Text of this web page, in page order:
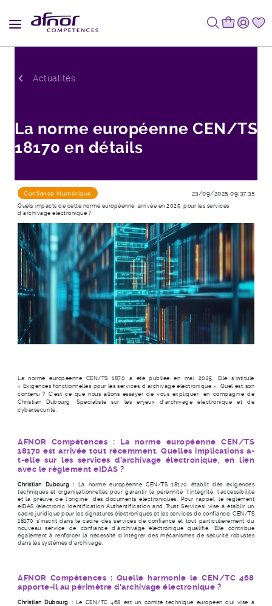
Actualités
La norme européenne CEN/TS
18170 en détails
Confiance Numérique 23/09/2025 09:37:35
Quels impacts de cette norme européenne, arrivée en 2025, pour les services
d’archivage électronique ?
La norme européenne CEN/TS 1870 a été publiée en mai 2025. Elle s’intitule
« Exigences fonctionnelles pour les services d’archivage électronique ». Quel est son
contenu ? C’est ce que nous allons essayer de vous expliquer, en compagnie de
Christian Dubourg, Spécialiste sur les enjeux d’archivage électronique et de
cybersécurité.
AFNOR Compétences : La norme européenne CEN/TS
18170 est arrivée tout récemment. Quelles implications a-
t-elle sur les services d’archivage électronique, en lien
avec le règlement eIDAS ?
Christian Dubourg : La norme européenne CEN/TS 18170 établit des exigences
techniques et organisationnelles pour garantir la pérennité, l'intégrité, l'accessibilité
et la preuve de l'origine des documents électroniques. Pour rappel, le règlement
eIDAS (electronic Identification Authentification and Trust Services) vise à établir un
cadre juridique pour les signatures électroniques et les services de confiance. CEN/TS
18170 s'inscrit dans le cadre des services de confiance et tout particulièrement du
nouveau service de confiance d'archivage électronique qualifié. Elle contribue
également à renforcer la nécessité d'intégrer des mécanismes de sécurité robustes
dans les systèmes d'archivage.
AFNOR Compétences : Quelle harmonie le CEN/TC 468
apporte-il au périmètre d’archivage électronique ?
Christian Dubourg : Le CEN/TC 468 est un comité technique européen qui vise à